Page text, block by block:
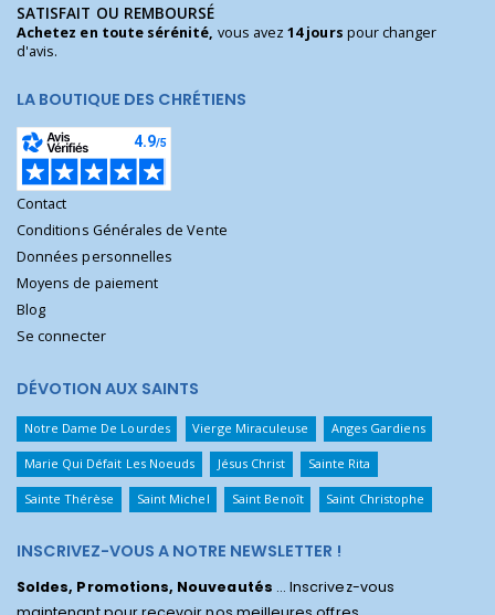
SATISFAIT OU REMBOURSÉ
Achetez en toute sérénité, vous avez14 jours pour changer
d'avis.
LA BOUTIQUE DES CHRÉTIENS
Contact
Conditions Générales de Vente
Données personnelles
Moyens de paiement
Blog
Se connecter
DÉVOTION AUX SAINTS
Notre Dame De Lourdes Vierge Miraculeuse Anges Gardiens
Marie Qui Défait Les Noeuds Jésus Christ Sainte Rita
Sainte Thérèse Saint Michel Saint Benoît Saint Christophe
INSCRIVEZ-VOUS A NOTRE NEWSLETTER !
Soldes, Promotions, Nouveautés ... Inscrivez-vous